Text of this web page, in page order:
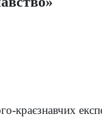
краєзнавчих